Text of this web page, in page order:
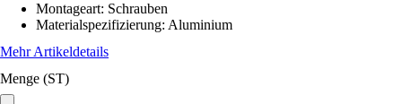
Montageart: Schrauben
Materialspezifizierung: Aluminium
Mehr Artikeldetails
Menge (ST)